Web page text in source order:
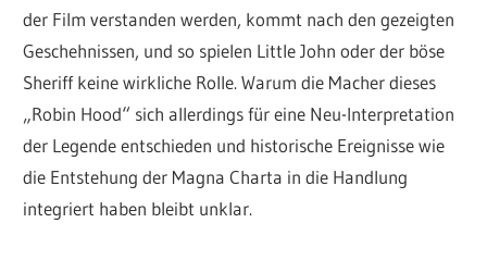
der Film verstanden werden, kommt nach den gezeigten
Geschehnissen, und so spielen Little John oder der böse
Sheriff keine wirkliche Rolle. Warum die Macher dieses
„Robin Hood“ sich allerdings für eine Neu-Interpretation
der Legende entschieden und historische Ereignisse wie
die Entstehung der Magna Charta in die Handlung
integriert haben bleibt unklar.